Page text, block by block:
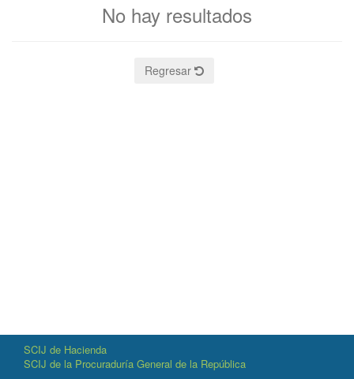
No hay resultados
Regresar
SCIJ de Hacienda
SCIJ de la Procuraduría General de la República